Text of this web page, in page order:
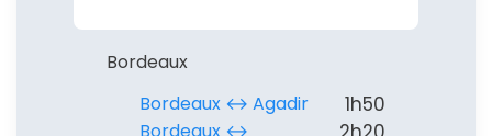
Bordeaux
Bordeaux ↔︎ Agadir
1h50
Bordeaux ↔︎